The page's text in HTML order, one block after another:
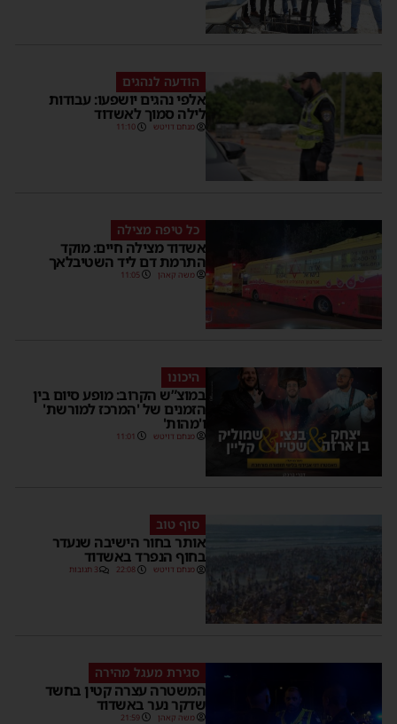
הודעה לנהגים
אלפי נהגים יושפעו: עבודות
לילה סמוך לאשדוד
מנחם דויטש 11:10
כל טיפה מצילה
אשדוד מצילה חיים: מוקד
התרמת דם ליד השטיבלאך
משה קאהן 11:05
היכונו
במוצ”ש הקרוב: מופע סיום בין
הזמנים של 'המרכז למורשת'
ו'מהות'
מנחם דויטש 11:01
סוף טוב
אותר בחור הישיבה שנעדר
בחוף הנפרד באשדוד
מנחם דויטש 22:08 3 תגובות
סגירת מעגל מהירה
המשטרה עצרה קטין בחשד
שדקר נער באשדוד
משה קאהן 21:59